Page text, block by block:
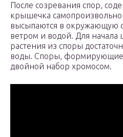
После созревания спор,
крышечка самопроизвольно
высыпаются в окружающую
ветром и водой. Для начала
растения из споры
воды. Споры,
двойной набор хромосом.